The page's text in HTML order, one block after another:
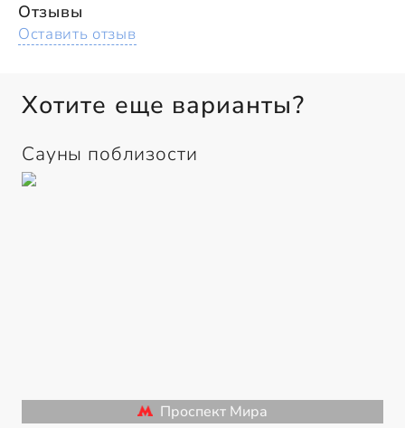
Отзывы
Оставить отзыв
Хотите еще варианты?
Сауны поблизости
Проспект Мира